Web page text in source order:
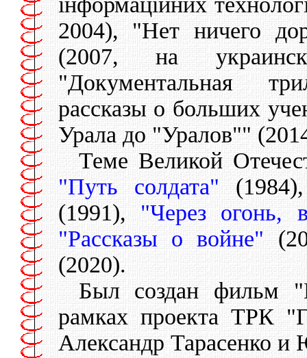
2004), "Нет ничего
(2007, на
"Документальная
рассказы о больших
Урала до "Уралов""
Теме Великой
"Путь солдата"
(1991),"Через огонь,
"Рассказы о войне"
(2020).
Был создан фильм
рамках проекта ТРК
Александр Тарасенко и